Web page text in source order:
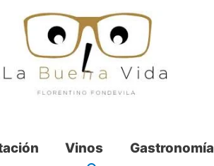
Vinos Gastronomía